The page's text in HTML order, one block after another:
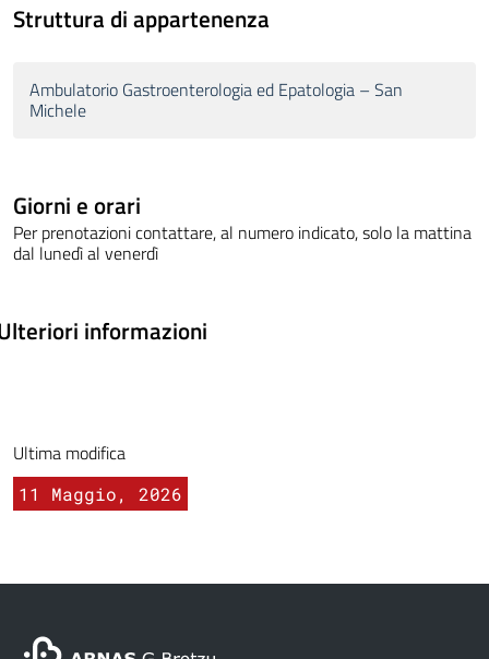
Struttura di appartenenza
Ambulatorio Gastroenterologia ed Epatologia – San
Michele
Giorni e orari
Per prenotazioni contattare, al numero indicato, solo la mattina
dal lunedì al venerdì
informazioni
Ultima modifica
11 Maggio, 2026